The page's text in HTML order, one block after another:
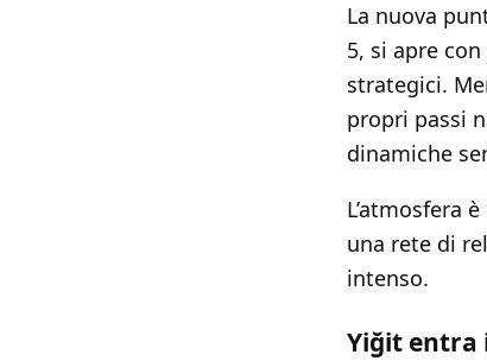
La nuova
5, si apre
strategici.
propri passi
dinamiche
L’atmosfera
una rete di
intenso.
Yiğit entra